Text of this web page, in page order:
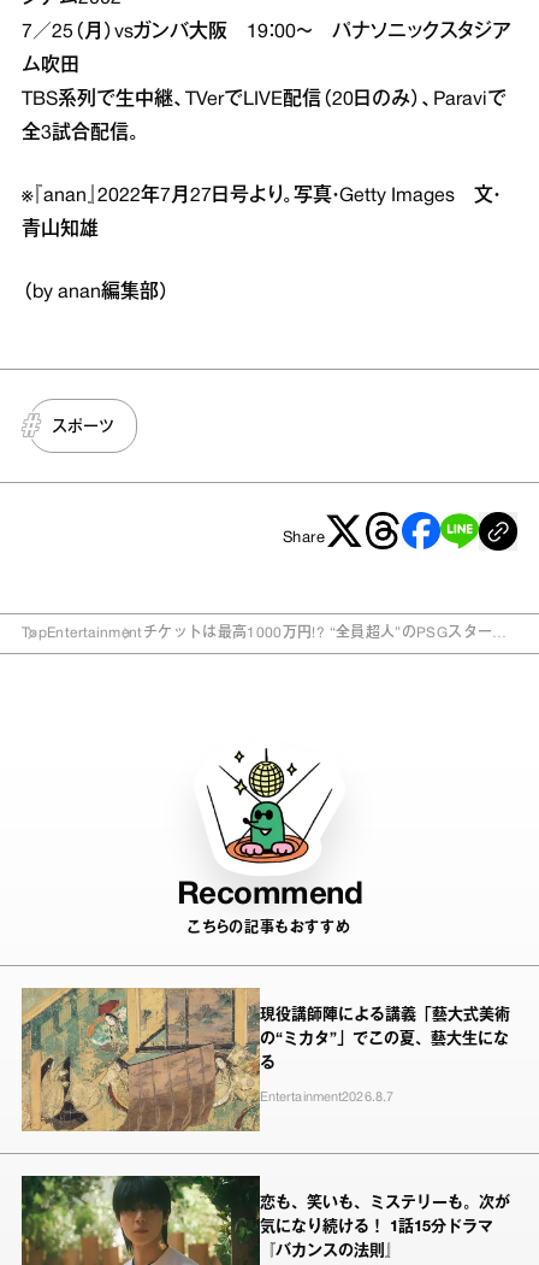
7／25（月）vsガンバ大阪 19：00～ パナソニックスタジア
ム吹田
TBS系列で生中継、TVerでLIVE配信（20日のみ）、Paraviで
全3試合配信。
※『anan』2022年7月27日号より。写真・Getty Images 文・
青山知雄
（by anan編集部）
スポーツ
Share
TopEntertainmentチケットは最高1000万円!? “全員超人”のPSGスター軍
Recommend
こちらの記事もおすすめ
現役講師陣による講義「藝大式美術
の“ミカタ”」でこの夏、藝大生にな
る
Entertainment2026.8.7
恋も、笑いも、ミステリーも。次が
気になり続ける！ 1話15分ドラマ
『バカンスの法則』